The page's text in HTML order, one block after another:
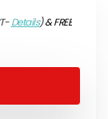
Details)&FREE